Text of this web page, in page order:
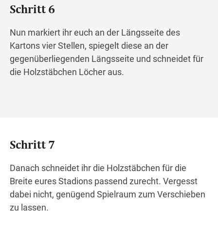
Schritt 6
Nun markiert ihr euch an der Längsseite des
Kartons vier Stellen, spiegelt diese an der
gegenüberliegenden Längsseite und schneidet für
die Holzstäbchen Löcher aus.
Schritt 7
Danach schneidet ihr die Holzstäbchen für die
Breite eures Stadions passend zurecht. Vergesst
dabei nicht, genügend Spielraum zum Verschieben
zu lassen.